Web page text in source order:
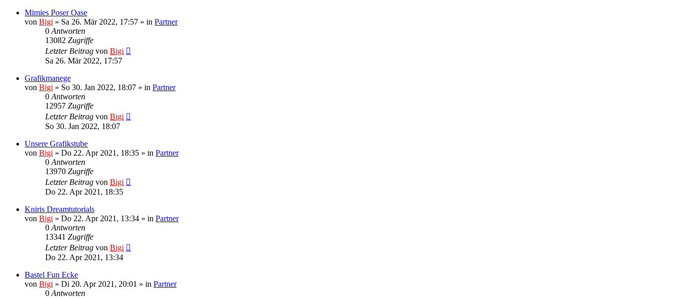
Mimies Poser Oase
von Bigi » Sa 26. Mär 2022, 17:57 » in Partner
0 Antworten
13082 Zugriffe
Letzter Beitrag von Bigi
Sa 26. Mär 2022, 17:57
Grafikmanege
von Bigi » So 30. Jan 2022, 18:07 » in Partner
0 Antworten
12957 Zugriffe
Letzter Beitrag von Bigi
So 30. Jan 2022, 18:07
Unsere Grafikstube
von Bigi » Do 22. Apr 2021, 18:35 » in Partner
0 Antworten
13970 Zugriffe
Letzter Beitrag von Bigi
Do 22. Apr 2021, 18:35
Kniris Dreamtutorials
von Bigi » Do 22. Apr 2021, 13:34 » in Partner
0 Antworten
13341 Zugriffe
Letzter Beitrag von Bigi
Do 22. Apr 2021, 13:34
Bastel Fun Ecke
von Bigi » Di 20. Apr 2021, 20:01 » in Partner
0 Antworten